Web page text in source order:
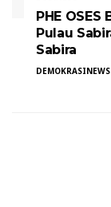
PHE
Pulau
Sabira
DEMOKRASINEWS